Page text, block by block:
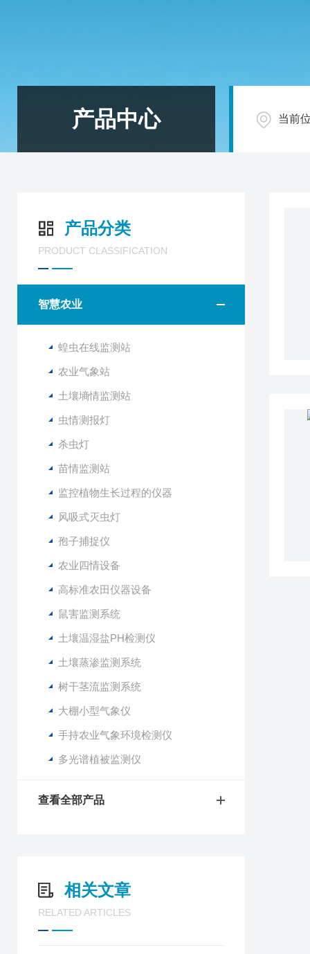
产品中心 当前
产品分类
PRODUCT CLASSIFICATION
智慧农业
蝗虫在线监测站
农业气象站
土壤墒情监测站
虫情测报灯
杀虫灯
苗情监测站
监控植物生长过程的仪器
风吸式灭虫灯
孢子捕捉仪
农业四情设备
高标准农田仪器设备
鼠害监测系统
土壤温湿盐PH检测仪
土壤蒸渗监测系统
树干茎流监测系统
大棚小型气象仪
手持农业气象环境检测仪
多光谱植被监测仪
查看全部产品
相关文章
RELATED ARTICLES